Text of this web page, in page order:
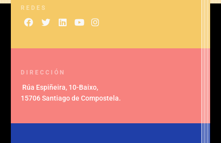
REDES
DIRECCIÓN
Rúa Espiñeira, 10-Baixo,
15706 Santiago de Compostela.